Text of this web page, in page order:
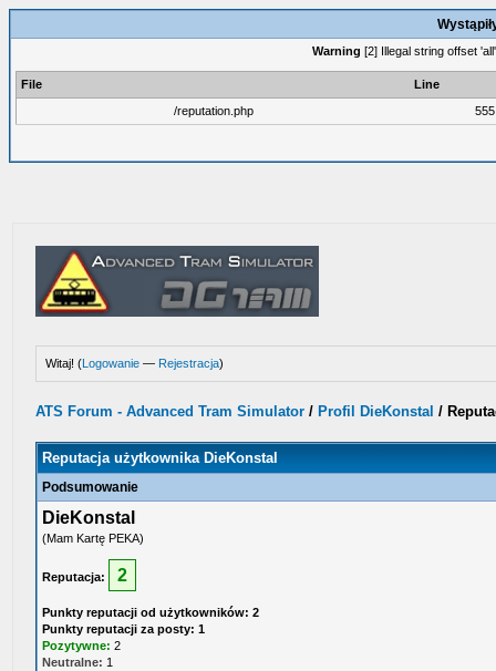
Warning [2] Illegal string offset
File
Line
/reputation.php
555
Witaj! (Logowanie — Rejestracja)
ATS Forum - Advanced Tram Simulator / Profil DieKonstal /
Reputacja użytkownika DieKonstal
Podsumowanie
DieKonstal
(Mam Kartę PEKA)
Reputacja: 2
Punkty reputacji od użytkowników: 2
Punkty reputacji za posty: 1
Pozytywne: 2
Neutralne: 1